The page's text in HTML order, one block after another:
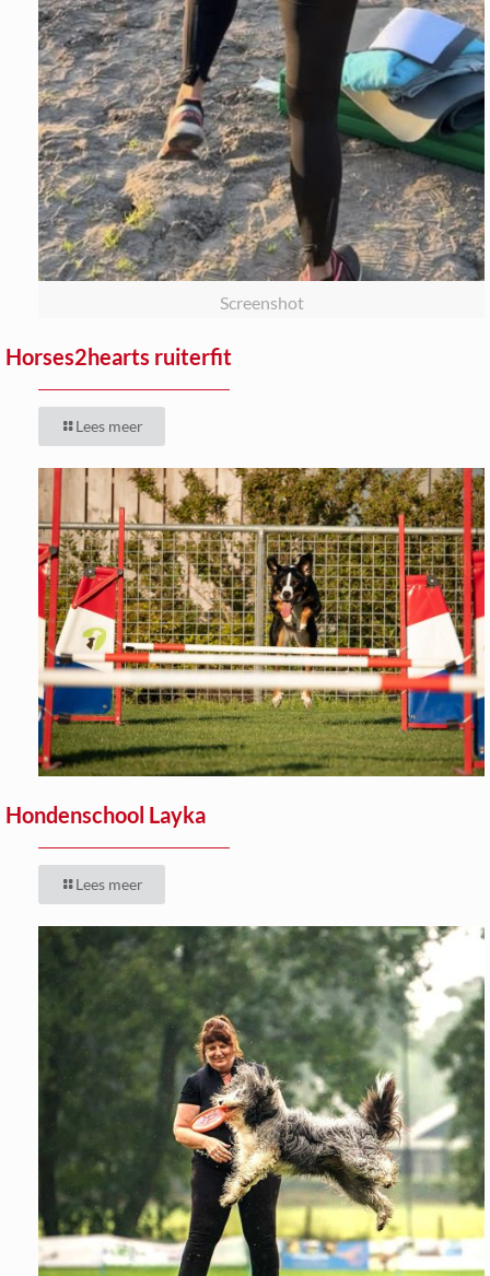
Screenshot
Horses2hearts ruiterfit
Lees meer
Hondenschool Layka
Lees meer